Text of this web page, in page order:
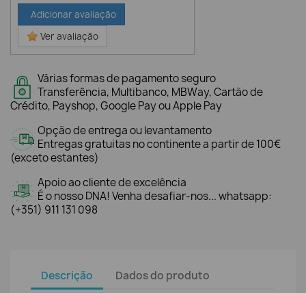
Adicionar avaliação
Ver avaliação
Várias formas de pagamento seguro
Transferência, Multibanco, MBWay, Cartão de
Crédito, Payshop, Google Pay ou Apple Pay
Opção de entrega ou levantamento
Entregas gratuitas no continente a partir de 100€
(exceto estantes)
Apoio ao cliente de excelência
É o nosso DNA! Venha desafiar-nos... whatsapp:
(+351) 911 131 098
Descrição Dados do produto